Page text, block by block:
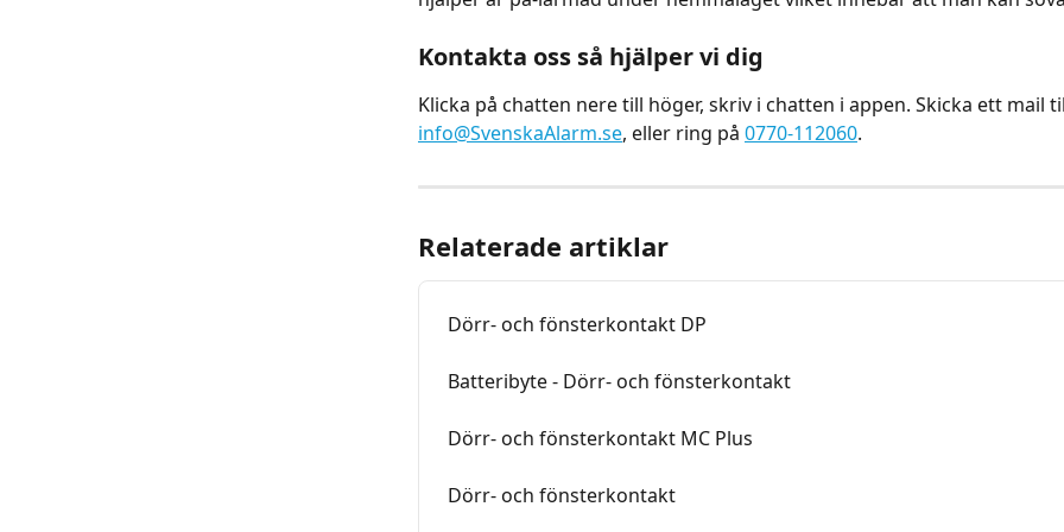
Kontakta oss så hjälper vi dig
Klicka på chatten nere till höger, skriv i chatten i appen. Skicka ett mail
info@SvenskaAlarm.se, eller ring på 0770-112060.
Relaterade artiklar
Dörr- och fönsterkontakt DP
Batteribyte - Dörr- och fönsterkontakt
Dörr- och fönsterkontakt MC Plus
Dörr- och fönsterkontakt